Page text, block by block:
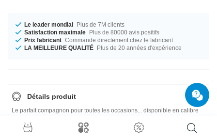
Le leader mondial Plus de 7M clients
Satisfaction maximale Plus de 80000 avis positifs
Prix fabricant Commande directement chez le fabricant
LA MEILLEURE QUALITÉ Plus de 20 années d'expérience
Détails produit
Le parfait compagnon pour toutes les occasions... disponible en calibre
longueur 6 mm. Modèle avec la boule 3 mm. Un étonnant produit que tu
adoreras pendant longtemps !